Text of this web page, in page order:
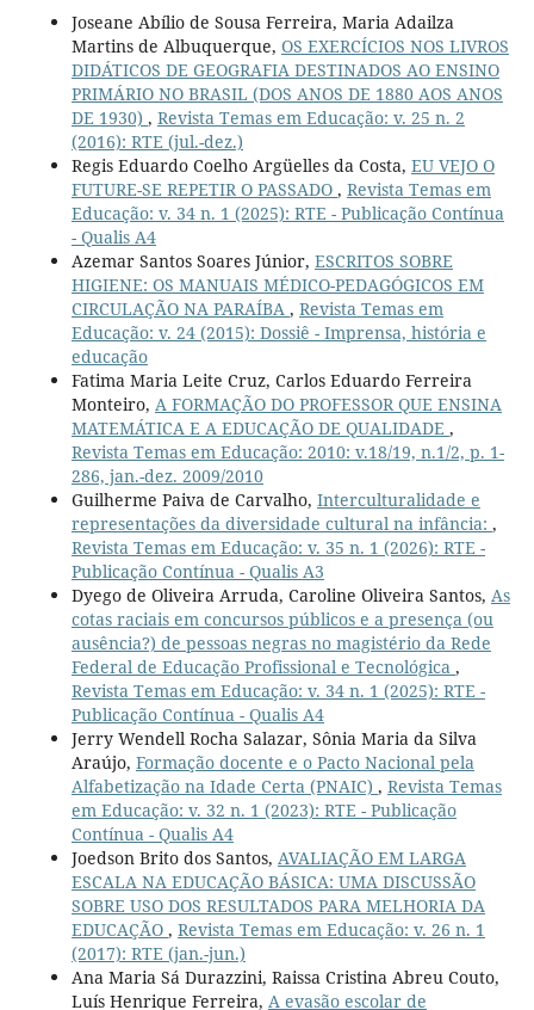
Joseane Abílio de Sousa Ferreira, Maria Adailza
Martins de Albuquerque, OS EXERCÍCIOS NOS LIVROS
DIDÁTICOS DE GEOGRAFIA DESTINADOS AO ENSINO
PRIMÁRIO NO BRASIL (DOS ANOS DE 1880 AOS ANOS
DE 1930) , Revista Temas em Educação: v. 25 n. 2
(2016): RTE (jul.-dez.)
Regis Eduardo Coelho Argüelles da Costa, EU VEJO O
FUTURE-SE REPETIR O PASSADO , Revista Temas em
Educação: v. 34 n. 1 (2025): RTE - Publicação Contínua
- Qualis A4
Azemar Santos Soares Júnior, ESCRITOS SOBRE
HIGIENE: OS MANUAIS MÉDICO-PEDAGÓGICOS EM
CIRCULAÇÃO NA PARAÍBA , Revista Temas em
Educação: v. 24 (2015): Dossiê - Imprensa, história e
educação
Fatima Maria Leite Cruz, Carlos Eduardo Ferreira
Monteiro, A FORMAÇÃO DO PROFESSOR QUE ENSINA
MATEMÁTICA E A EDUCAÇÃO DE QUALIDADE ,
Revista Temas em Educação: 2010: v.18/19, n.1/2, p. 1-
286, jan.-dez. 2009/2010
Guilherme Paiva de Carvalho, Interculturalidade e
representações da diversidade cultural na infância: ,
Revista Temas em Educação: v. 35 n. 1 (2026): RTE -
Publicação Contínua - Qualis A3
Dyego de Oliveira Arruda, Caroline Oliveira Santos, As
cotas raciais em concursos públicos e a presença (ou
ausência?) de pessoas negras no magistério da Rede
Federal de Educação Profissional e Tecnológica ,
Revista Temas em Educação: v. 34 n. 1 (2025): RTE -
Publicação Contínua - Qualis A4
Jerry Wendell Rocha Salazar, Sônia Maria da Silva
Araújo, Formação docente e o Pacto Nacional pela
Alfabetização na Idade Certa (PNAIC) , Revista Temas
em Educação: v. 32 n. 1 (2023): RTE - Publicação
Contínua - Qualis A4
Joedson Brito dos Santos, AVALIAÇÃO EM LARGA
ESCALA NA EDUCAÇÃO BÁSICA: UMA DISCUSSÃO
SOBRE USO DOS RESULTADOS PARA MELHORIA DA
EDUCAÇÃO , Revista Temas em Educação: v. 26 n. 1
(2017): RTE (jan.-jun.)
Ana Maria Sá Durazzini, Raissa Cristina Abreu Couto,
Luís Henrique Ferreira, A evasão escolar de